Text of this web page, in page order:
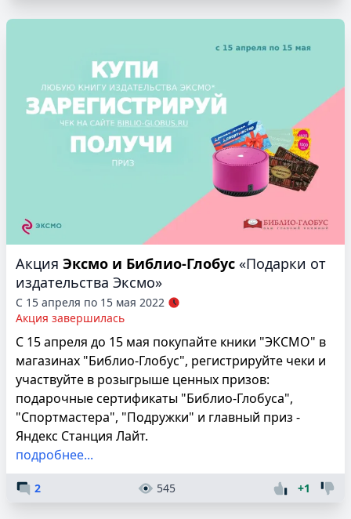
Акция Эксмо и Библио-Глобус «Подарки от
издательства Эксмо»
С 15 апреля по 15 мая 2022
Акция завершилась
С 15 апреля до 15 мая покупайте кники "ЭКСМО" в
магазинах "Библио-Глобус", регистрируйте чеки и
участвуйте в розыгрыше ценных призов:
подарочные сертификаты "Библио-Глобуса",
"Спортмастера", "Подружки" и главный приз -
Яндекс Станция Лайт.
подробнее...
2 545 +1